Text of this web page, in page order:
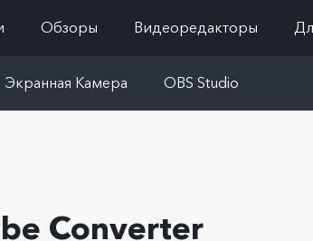
Обзоры Видеоредакторы
Экранная Камера OBS Studio
Converter